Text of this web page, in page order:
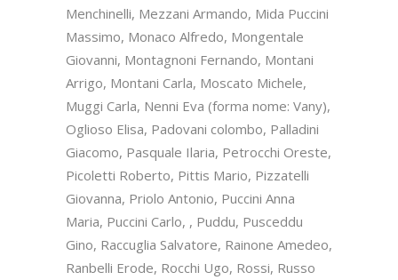
Menchinelli, Mezzani Armando, Mida Puccini
Massimo, Monaco Alfredo, Mongentale
Giovanni, Montagnoni Fernando, Montani
Arrigo, Montani Carla, Moscato Michele,
Muggi Carla, Nenni Eva (forma nome: Vany),
Oglioso Elisa, Padovani colombo, Palladini
Giacomo, Pasquale Ilaria, Petrocchi Oreste,
Picoletti Roberto, Pittis Mario, Pizzatelli
Giovanna, Priolo Antonio, Puccini Anna
Maria, Puccini Carlo, , Puddu, Pusceddu
Gino, Raccuglia Salvatore, Rainone Amedeo,
Ranbelli Erode, Rocchi Ugo, Rossi, Russo